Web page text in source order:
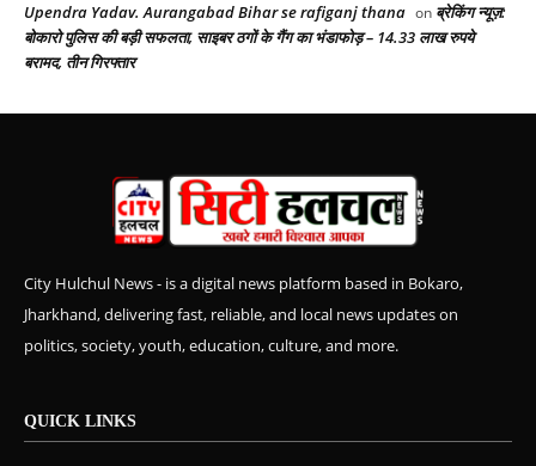
Upendra Yadav. Aurangabad Bihar se rafiganj thana on ब्रेकिंग न्यूज़:
बोकारो पुलिस की बड़ी सफलता, साइबर ठगों के गैंग का भंडाफोड़ – 14.33 लाख रुपये
बरामद, तीन गिरफ्तार
City Hulchul News - is a digital news platform based in Bokaro,
Jharkhand, delivering fast, reliable, and local news updates on
politics, society, youth, education, culture, and more.
QUICK LINKS